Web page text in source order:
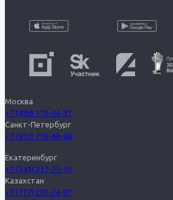
Москва
+7 (499) 110-44-37
Санкт-Петербург
+7 (812) 716-48-88
Екатеринбург
+7 (343) 237-23-19
Казахстан
+7 (717) 297-24-07